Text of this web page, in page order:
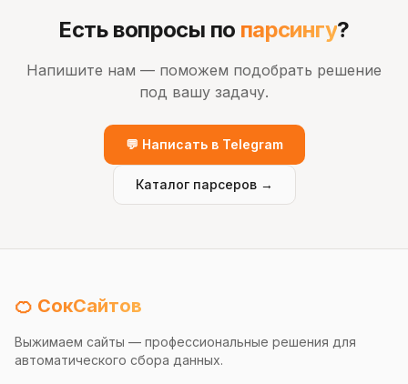
Есть вопросы по парсингу?
Напишите нам — поможем подобрать решение
под вашу задачу.
💬 Написать в Telegram
Каталог парсеров →
🍊 СокСайтов
Выжимаем сайты — профессиональные решения для
автоматического сбора данных.